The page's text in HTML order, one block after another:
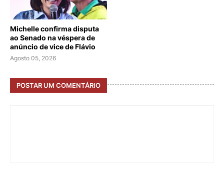
Michelle confirma disputa
ao Senado na véspera de
anúncio de vice de Flávio
Agosto 05, 2026
POSTAR UM COMENTÁRIO